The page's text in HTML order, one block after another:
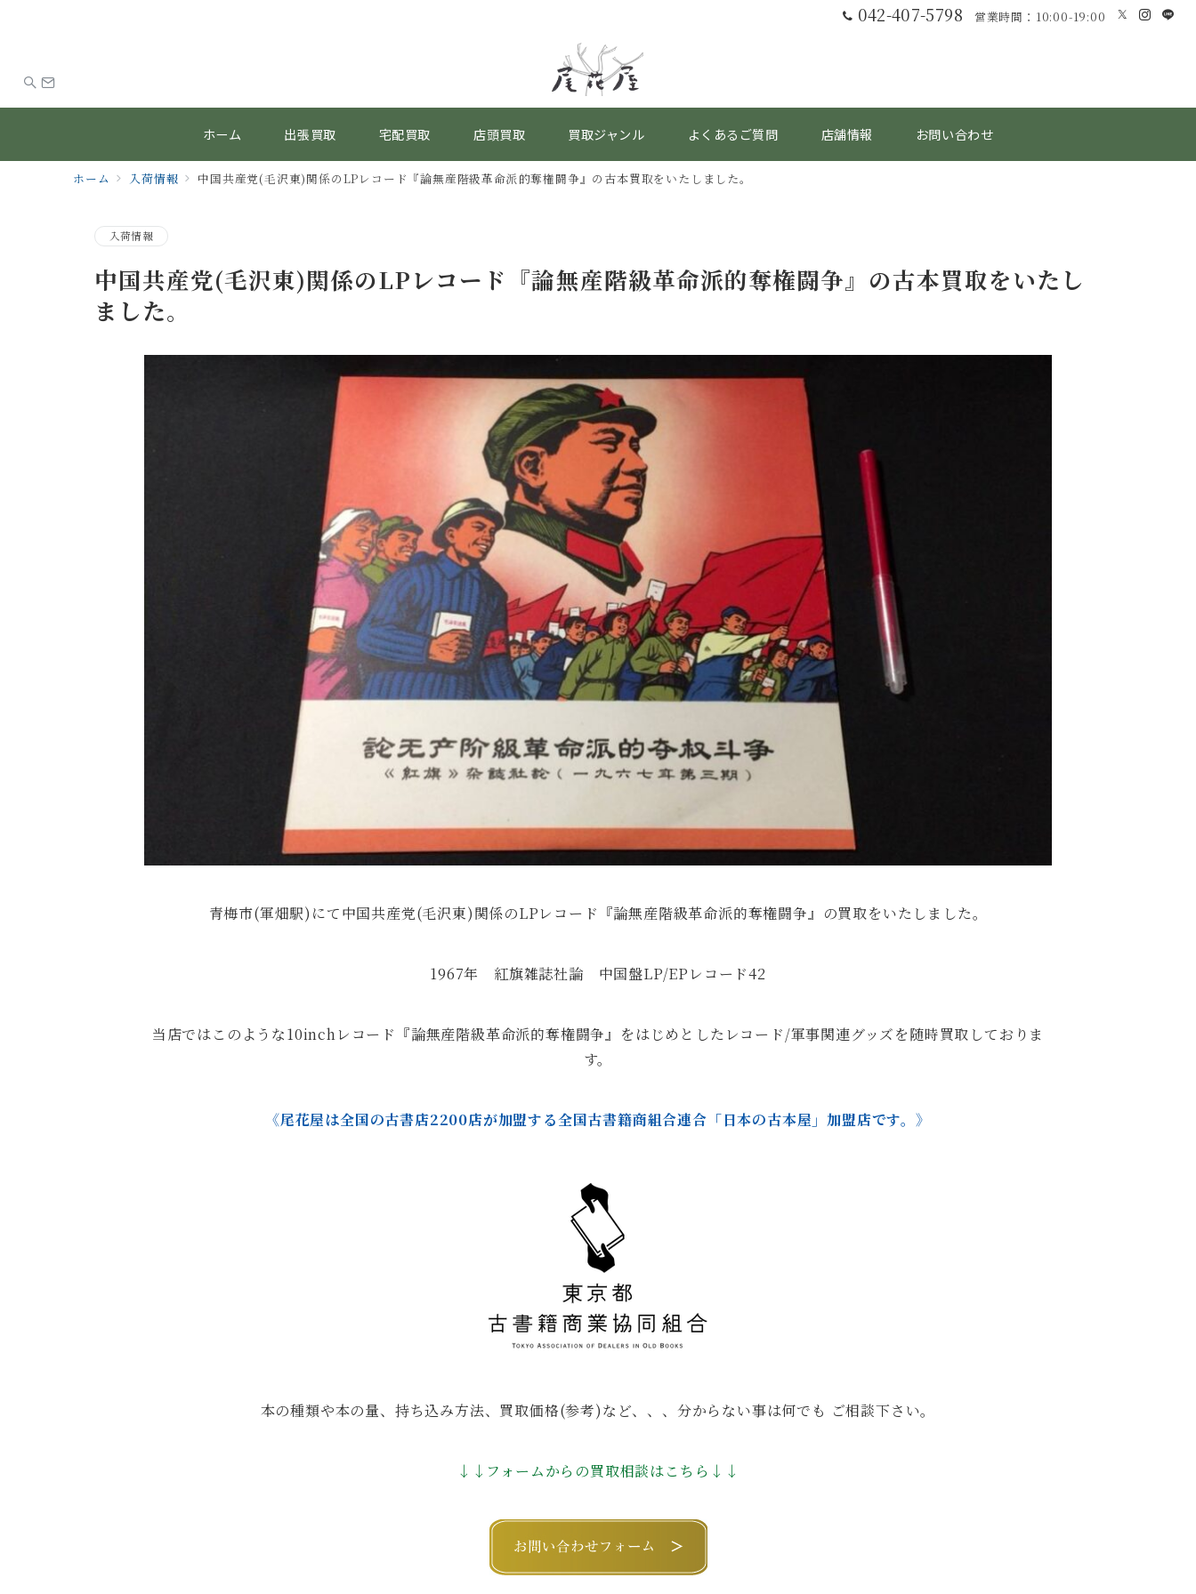
042-407-5798 営業時間：10:00-19:00
ホーム 出張買取 宅配買取 店頭買取 買取ジャンル よくあるご質問 店舗情報 お問い合わせ
ホーム 入荷情報 中国共産党(毛沢東)関係のLPレコード『論無産階級革命派的奪権闘争』の古本買取をいたしました。
入荷情報
中国共産党(毛沢東)関係のLPレコード『論無産階級革命派的奪権闘争』の古本買取をいたし
ました。
青梅市(軍畑駅)にて中国共産党(毛沢東)関係のLPレコード『論無産階級革命派的奪権闘争』の買取をいたしました。
1967年 紅旗雑誌社論 中国盤LP/EPレコード42
当店ではこのような10inchレコード『論無産階級革命派的奪権闘争』をはじめとしたレコード/軍事関連グッズを随時買取しておりま
す。
《尾花屋は全国の古書店2200店が加盟する全国古書籍商組合連合「日本の古本屋」加盟店です。》
本の種類や本の量、持ち込み方法、買取価格(参考)など、、、分からない事は何でも ご相談下さい。
↓↓フォームからの買取相談はこちら↓↓